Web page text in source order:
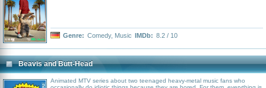
Genre: Comedy, Music IMDb: 8.2 / 10
Beavis and Butt-Head
Animated MTV series about two teenaged heavy-metal music fans who